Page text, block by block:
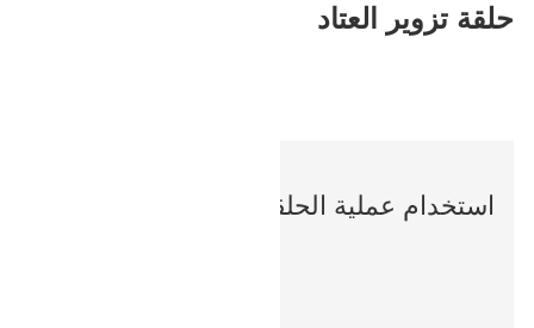
حلقة تزوير العتاد
استخدام عملية الحلقة المدرفلة السلسة